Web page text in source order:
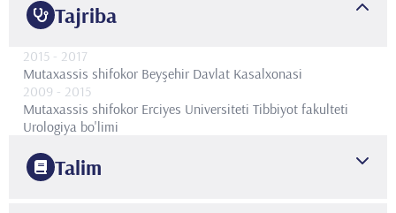
Tajriba
2015 - 2017
Mutaxassis shifokor Beyşehir Davlat Kasalxonasi
2009 - 2015
Mutaxassis shifokor Erciyes Universiteti Tibbiyot fakulteti
Urologiya bo'limi
Talim